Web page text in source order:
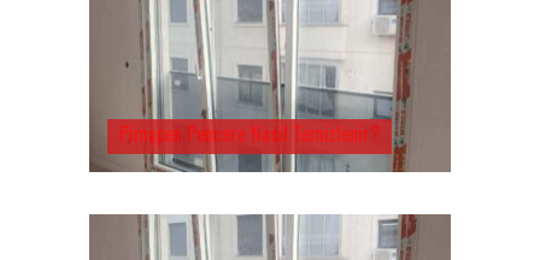
Pimapen Pencere Nasıl Temizlenir?